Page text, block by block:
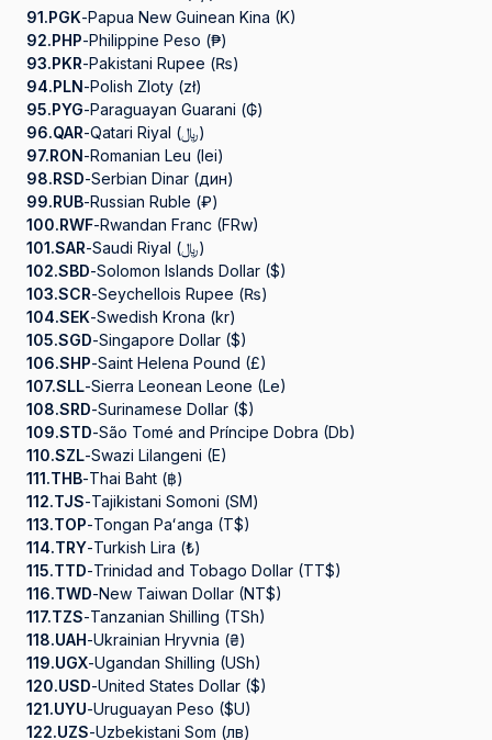
91.PGK-Papua New Guinean Kina (K)
92.PHP-Philippine Peso (₱)
93.PKR-Pakistani Rupee (₨)
94.PLN-Polish Zloty (zł)
95.PYG-Paraguayan Guarani (₲)
96.QAR-
Qatari Riyal (﷼)
97.RON-Romanian Leu (lei)
98.RSD-Serbian Dinar (дин)
99.RUB-Russian Ruble (₽)
100.RWF-Rwandan Franc (FRw)
101.SAR-
Saudi Riyal (﷼)
102.SBD-Solomon Islands Dollar ($)
103.SCR-Seychellois Rupee (₨)
104.SEK-Swedish Krona (kr)
105.SGD-Singapore Dollar ($)
106.SHP-Saint Helena Pound (£)
107.SLL-Sierra Leonean Leone (Le)
108.SRD-Surinamese Dollar ($)
109.STD-São Tomé and Príncipe Dobra (Db)
110.SZL-Swazi Lilangeni (E)
111.THB-Thai Baht (฿)
112.TJS-Tajikistani Somoni (ЅМ)
113.TOP-Tongan Paʻanga (T$)
114.TRY-Turkish Lira (₺)
115.TTD-Trinidad and Tobago Dollar (TT$)
116.TWD-New Taiwan Dollar (NT$)
117.TZS-Tanzanian Shilling (TSh)
118.UAH-Ukrainian Hryvnia (₴)
119.UGX-Ugandan Shilling (USh)
120.USD-United States Dollar ($)
121.UYU-Uruguayan Peso ($U)
122.UZS-Uzbekistani Som (лв)